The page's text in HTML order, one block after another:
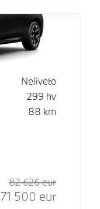
Neliveto
299 hv
88 km
82 626eurHinta
71 500 eur